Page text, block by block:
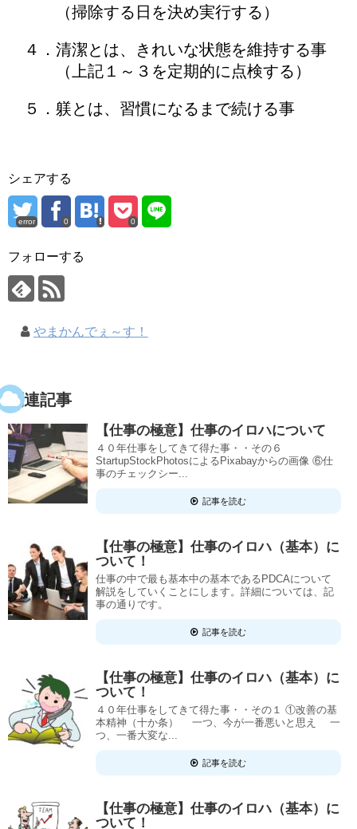
（掃除する日を決め実行する）
４．清潔とは、きれいな状態を維持する事
（上記１～３を定期的に点検する）
５．躾とは、習慣になるまで続ける事
シェアする
error 0 0
フォローする
やまかんでぇ～す！
関連記事
【仕事の極意】仕事のイロハについて
４０年仕事をしてきて得た事・・その６
StartupStockPhotosによるPixabayからの画像 ⑥仕
事のチェックシー...
記事を読む
【仕事の極意】仕事のイロハ（基本）に
ついて！
仕事の中で最も基本中の基本であるPDCAについて
解説をしていくことにします。詳細については、記
事の通りです。
記事を読む
【仕事の極意】仕事のイロハ（基本）に
ついて！
４０年仕事をしてきて得た事・・その１ ①改善の基
本精神（十か条） 一つ、今が一番悪いと思え 一
つ、一番大変な...
記事を読む
【仕事の極意】仕事のイロハ（基本）に
ついて！